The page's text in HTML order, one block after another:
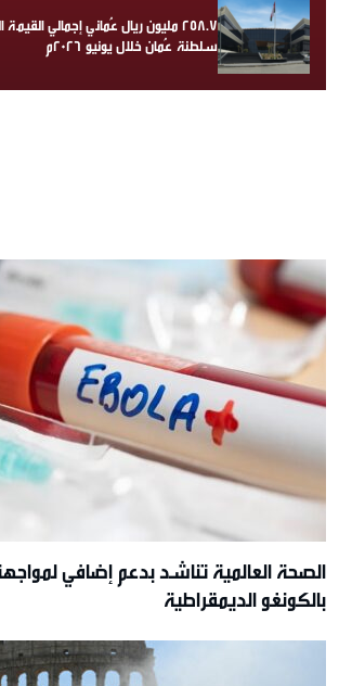
258.7 مليون ريال عُماني إجمالي
سلطنة عُمان خلال يونيو 2026م
الصحة العالمية تناشد بدعم إضافي
بالكونغو الديمقراطية